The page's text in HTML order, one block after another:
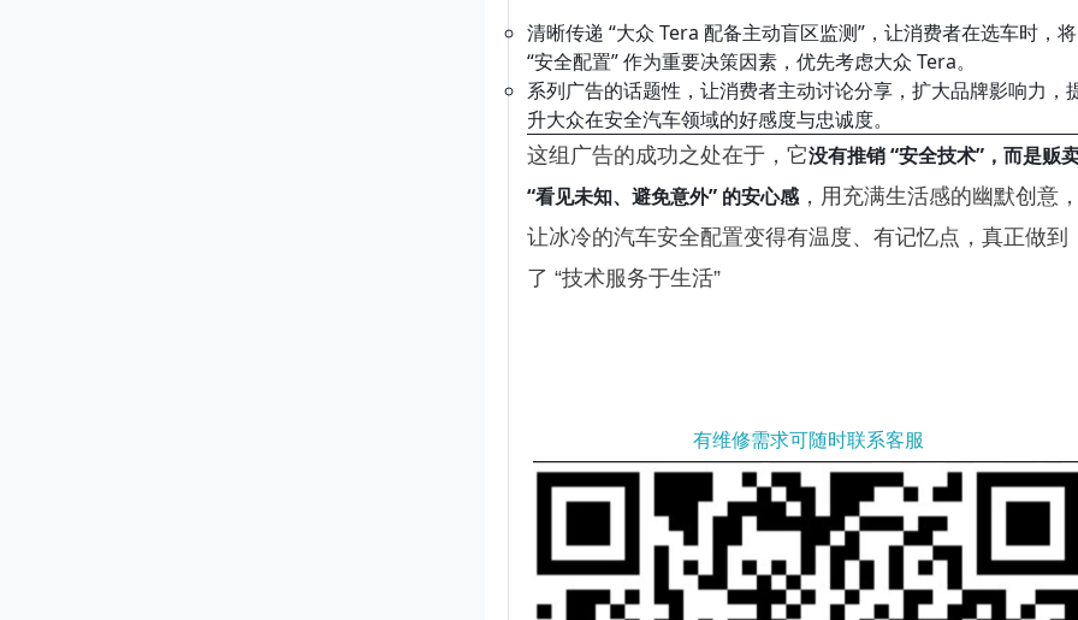
清晰传递 “大众 Tera 配备主动盲区监测”，让消费者在选车时，将
“安全配置” 作为重要决策因素，优先考虑大众 Tera。
系列广告的话题性，让消费者主动讨论分享，扩大品牌影响力，
升大众在安全汽车领域的好感度与忠诚度。
这组广告的成功之处在于，它没有推销 “安全技术”，而是贩
“看见未知、避免意外” 的安心感，用充满生活感的幽默创意，
让冰冷的汽车安全配置变得有温度、有记忆点，真正做到
了 “技术服务于生活”
有维修需求可随时联系客服